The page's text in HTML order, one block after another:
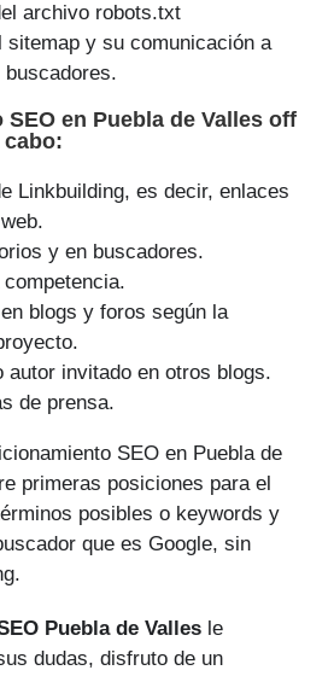
archivo robots.txt
sitemap y su comunicación a
buscadores.
SEO en Puebla de Valles off
cabo:
Linkbuilding, es decir, enlaces
y en buscadores.
blogs y foros según la
autor invitado en otros blogs.
de prensa.
SEO en Puebla de
primeras posiciones para el
posibles o keywords y
que es Google, sin
Puebla de Valles le
dudas, disfruto de un